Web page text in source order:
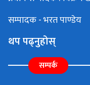
सम्पादक - भरत पाण्डेय
थप पढ्नुहोस्
सम्पर्क